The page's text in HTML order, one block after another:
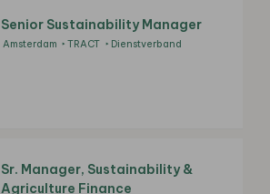
Senior Sustainability Manager
Amsterdam TRACT Dienstverband
Sr. Manager, Sustainability &
Agriculture Finance